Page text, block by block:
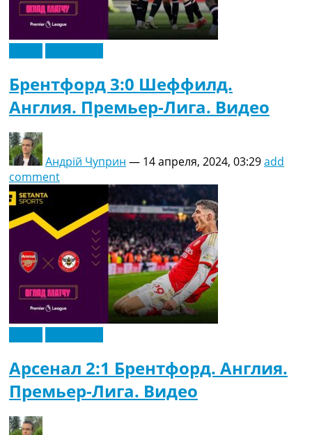
Брентфорд 3:0 Шеффилд.
Англия. Премьер-Лига. Видео
Андрій Чуприн — 14 апреля, 2024, 03:29add
comment
Арсенал 2:1 Брентфорд. Англия.
Премьер-Лига. Видео